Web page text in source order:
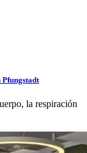
Pfungstadt
la respiración